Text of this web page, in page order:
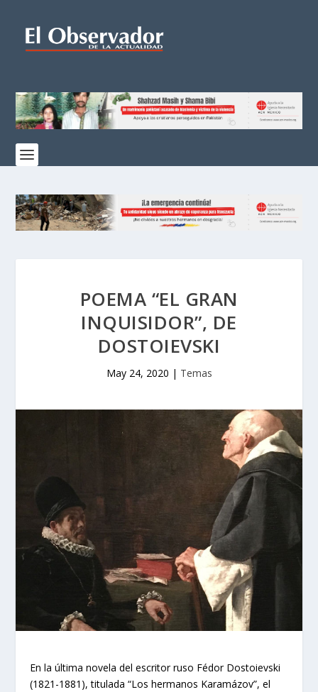
POEMA “EL GRAN
INQUISIDOR”, DE
DOSTOIEVSKI
May 24, 2020 | Temas
En la última novela del escritor ruso Fédor Dostoievski
(1821-1881), titulada “Los hermanos Karamázov”, el